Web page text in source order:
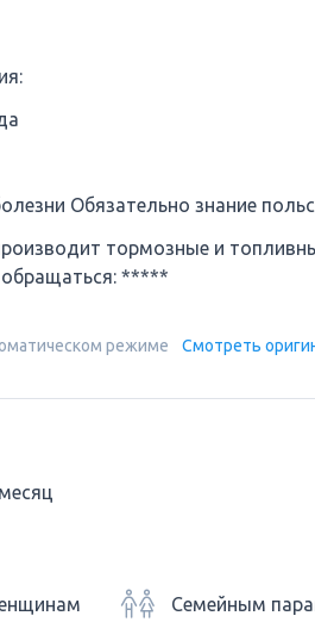
Обязательно знание
тормозные и
обращаться: *****
режиме Смотреть
Семейным